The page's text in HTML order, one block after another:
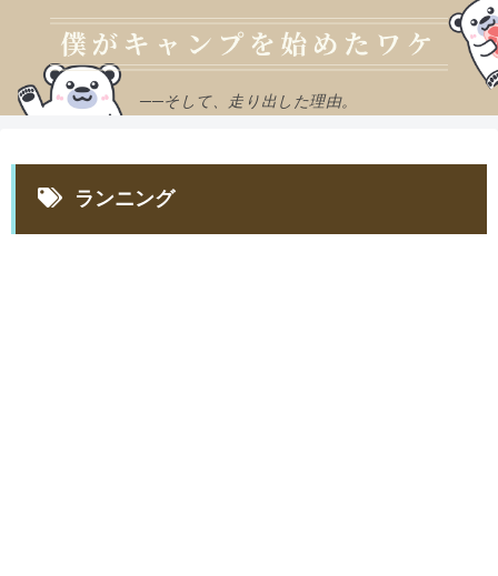
──そして、走り出した理由。
ランニング